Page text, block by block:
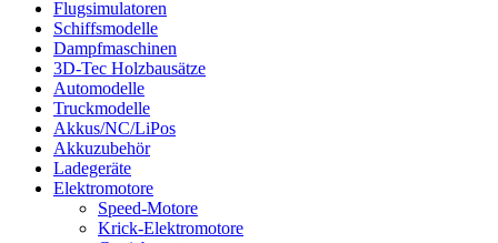
Flugsimulatoren
Schiffsmodelle
Dampfmaschinen
3D-Tec Holzbausätze
Automodelle
Truckmodelle
Akkus/NC/LiPos
Akkuzubehör
Ladegeräte
Elektromotore
Speed-Motore
Krick-Elektromotore